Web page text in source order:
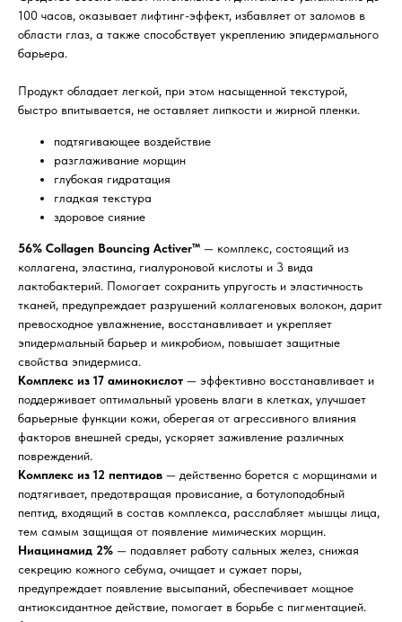
100 часов, оказывает лифтинг-эффект, избавляет от заломов в
области глаз, а также способствует укреплению эпидермального
барьера.
Продукт обладает легкой, при этом насыщенной текстурой,
быстро впитывается, не оставляет липкости и жирной пленки.
подтягивающее воздействие
разглаживание морщин
глубокая гидратация
гладкая текстура
здоровое сияние
56% Collagen Bouncing Activer™ — комплекс, состоящий из
коллагена, эластина, гиалуроновой кислоты и 3 вида
лактобактерий. Помогает сохранить упругость и эластичность
тканей, предупреждает разрушений коллагеновых волокон, дарит
превосходное увлажнение, восстанавливает и укрепляет
эпидермальный барьер и микробиом, повышает защитные
свойства эпидермиса.
Комплекс из 17 аминокислот — эффективно восстанавливает и
поддерживает оптимальный уровень влаги в клетках, улучшает
барьерные функции кожи, оберегая от агрессивного влияния
факторов внешней среды, ускоряет заживление различных
повреждений.
Комплекс из 12 пептидов — действенно борется с морщинами и
подтягивает, предотвращая провисание, а ботулоподобный
пептид, входящий в состав комплекса, расслабляет мышцы лица,
тем самым защищая от появление мимических морщин.
Ниацинамид 2% — подавляет работу сальных желез, снижая
секрецию кожного себума, очищает и сужает поры,
предупреждает появление высыпаний, обеспечивает мощное
антиоксидантное действие, помогает в борьбе с пигментацией.